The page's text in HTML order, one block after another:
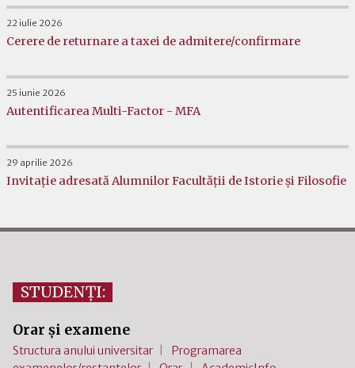
22 iulie 2026
Cerere de returnare a taxei de admitere/confirmare
25 iunie 2026
Autentificarea Multi-Factor - MFA
29 aprilie 2026
Invitație adresată Alumnilor Facultății de Istorie și Filosofie
STUDENȚI:
Orar și examene
Structura anului universitar
Programarea